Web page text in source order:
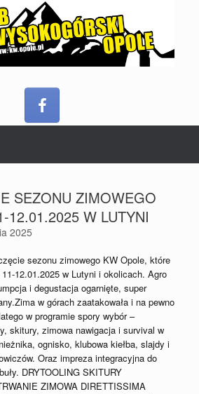
SEZONU ZIMOWEGO
12.01.2025 W LUTYNI
2025
sezonu zimowego KW Opole, które
12.01.2025 w Lutyni i okolicach. Agro
i degustacja ogarnięte, super
w górach zaatakowała i na pewno
w programie spory wybór –
skitury, zimowa nawigacja i survival w
ognisko, klubowa kiełba, slajdy i
Oraz impreza integracyjna do
DRYTOOLING SKITURY
ZIMOWA DIRETTISSIMA